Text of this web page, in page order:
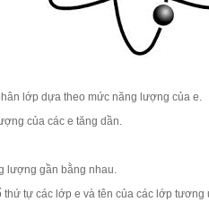
lớp dựa theo mức năng lượng của e.
của các e tăng dần.
lượng gần bằng nhau.
thứ tự các lớp e và tên của các lớp tương